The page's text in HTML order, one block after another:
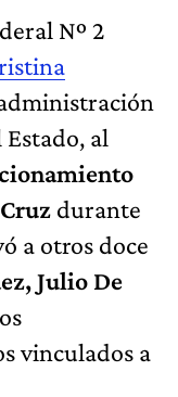
Nº 2
al
durante
a otros doce
Julio De
vinculados a